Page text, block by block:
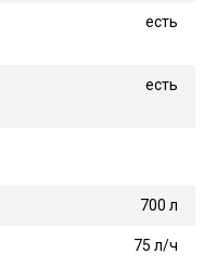
есть
есть
700 л
75 л/ч